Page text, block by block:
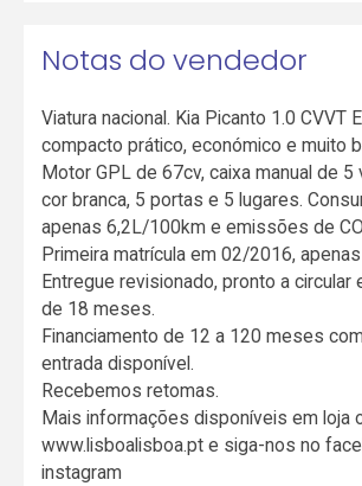
Notas do vendedor
Viatura nacional. Kia Picanto 1.0 CVVT
compacto prático, económico e muito
Motor GPL de 67cv, caixa manual de 5
cor branca, 5 portas e 5 lugares.
apenas 6,2L/100km e emissões de
Primeira matrícula em 02/2016,
Entregue revisionado, pronto a circular
de 18 meses.
Financiamento de 12 a 120 meses
entrada disponível.
Recebemos retomas.
Mais informações disponíveis em loja
www.lisboalisboa.pt e siga-nos no
instagram